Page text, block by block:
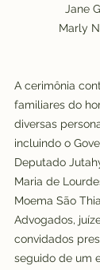
A cerimônia
familiares do
diversas
incluindo o
Deputado
Maria de
Moema São
Advogados,
convidados
seguido de um